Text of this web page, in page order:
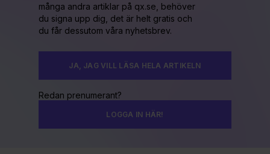
många andra artiklar på qx.se, behöver
du signa upp dig, det är helt gratis och
du får dessutom våra nyhetsbrev.
JA, JAG VILL LÄSA HELA ARTIKELN
Redan prenumerant?
LOGGA IN HÄR!